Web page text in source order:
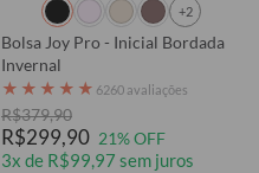
+2
Bolsa Joy Pro - Inicial Bordada
Invernal
★ ★ ★ ★ ★ 6260 avaliações
R$379,90
R$299,90 21% OFF
3x de R$99,97 sem juros